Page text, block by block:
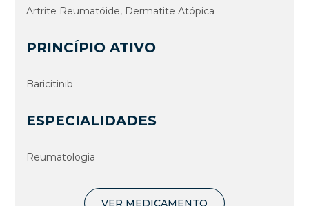
Artrite Reumatóide, Dermatite Atópica
PRINCÍPIO ATIVO
Baricitinib
ESPECIALIDADES
Reumatologia
VER MEDICAMENTO